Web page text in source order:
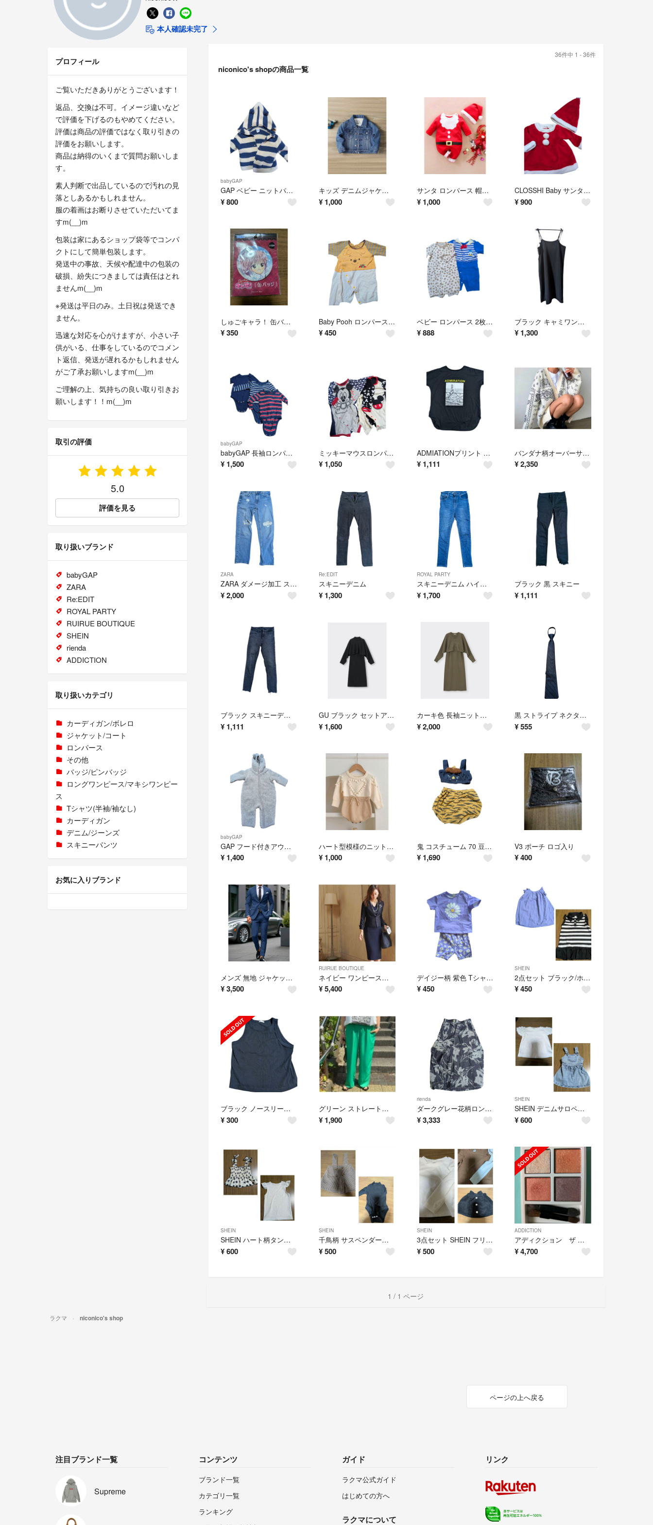
本人確認未完了
36件中 1 - 36件
niconico's shopの商品一覧
babyGAP
GAP ベビー ニットパーカー ボーダー 耳付き
¥800
キッズ デニムジャケット ブルー
¥ 1,000
サンタ ロンパース 帽子セット クリスマス
¥ 1,000
CLOSSHI Baby サンタコスチューム 80cm 帽子付
¥900
しゅごキャラ！ 缶バッジ SEGA アミューズメント景品
¥350
Baby Pooh ロンパース 50-60cm
¥450
ベビー ロンパース 2枚セット 50-60cm
¥ 888
ブラック キャミワンピース サイドスリット
¥ 1,300
babyGAP
babyGAP 長袖ロンパース 3点セット
¥ 1,500
ミッキーマウスロンパース 60-70cm 2枚セット
¥ 1,050
ADMIATIONプリント ブラック Tシャツ LLサイズ
¥ 1,111
バンダナ柄オーバーサイズニットカーディガン
¥2,350
ZARA
ZARA ダメージ加工 ストレートデニム
¥2,000
Re:EDIT
スキニーデニム
¥ 1,300
ROYAL PARTY
スキニーデニム ハイウエスト 青
¥ 1,700
ブラック 黒 スキニー
¥ 1,111
ブラック スキニーデニム フリンジ裾
¥ 1,111
GU ブラック セットアップ Lサイズ
¥ 1,600
カーキ色 長袖ニットワンピース
¥ 2,000
黒 ストライプ ネクタイ ジッパー式
¥555
babyGAP
GAP フード付きアウター 3-6ヶ月 グレー
¥ 1,400
ハート型模様のニットセーター
¥ 1,000
鬼 コスチューム 70 豆まき
¥ 1,690
V3 ポーチ ロゴ入り
¥400
メンズ 無地 ジャケットとパンツ2点セット
¥3,500
RUIRUE BOUTIQUE
ネイビー ワンピーススーツ ジャケット付き 2点セット
¥5,400
デイジー柄 紫色 Tシャツ ショートパンツセット
¥ 450
SHEIN
2点セット ブラック/ホワイトストライプ ワンピース 紫ワンピース
¥450
ブラック ノースリーブ トップス
¥300
グリーン ストレートパンツ Lサイズ
¥ 1,900
rienda
ダークグレー花柄ロングスカート rienda
¥ 3,333
SHEIN
SHEIN デニムサロペットスカート Tシャツ 2点セット
¥600
SHEIN
SHEIN ハート柄タンクトップ 3点セット
¥600
SHEIN
千鳥柄 サスペンダースカート ロンパース 2点セット
¥500
SHEIN
3点セット SHEIN フリル付きTシャツ スカート
¥ 500
ADDICTION
アディクション ザ アイシャドウ パレット アウト オブ ユア シェル102
¥4,700
1 / 1 ページ
プロフィール
ご覧いただきありがとうございます！
返品、交換は不可。イメージ違いなど
で評価を下げるのもやめてください。
評価は商品の評価ではなく取り引きの
評価をお願いします。
商品は納得のいくまで質問お願いしま
す。
素人判断で出品しているので汚れの見
落としあるかもしれません。
服の着画はお断りさせていただいてま
すm(__)m
包装は家にあるショップ袋等でコンパ
クトにして簡単包装します。
発送中の事故、天候や配達中の包装の
破損、紛失につきましては責任はとれ
ませんm(__)m
※発送は平日のみ。土日祝は発送でき
ません。
迅速な対応を心がけますが、小さい子
供がいる、仕事をしているのでコメン
ト返信、発送が遅れるかもしれません
がご了承お願いしますm(__)m
ご理解の上、気持ちの良い取り引きお
願いします！！m(__)m
取引の評価
5.0
評価を見る
取り扱いブランド
babyGAP
ZARA
Re:EDIT
ROYAL PARTY
RUIRUE BOUTIQUE
SHEIN
rienda
ADDICTION
取り扱いカテゴリ
カーディガン/ボレロ
ジャケット/コート
ロンパース
その他
バッジ/ピンバッジ
ロングワンピース/マキシワンピー
ス
Tシャツ(半袖/袖なし)
カーディガン
デニム/ジーンズ
スキニーパンツ
お気に入りブランド
ラクマ niconico's shop
ページの上へ戻る
注目ブランド一覧
Supreme
コンテンツ
ブランド一覧
カテゴリ一覧
ランキング
ガイド
ラクマ公式ガイド
はじめての方へ
ラクマについて
リンク